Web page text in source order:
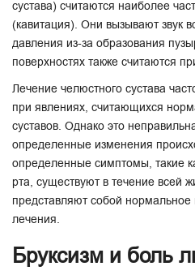
сустава) считаются наиболее
(кавитация). Они вызывают звук
давления из-за образования
поверхностях также считаются
Лечение челюстного сустава
при явлениях, считающихся
суставов. Однако это
определенные изменения
определенные симптомы, такие
рта, существуют в течение всей
представляют собой
лечения.
Бруксизм и боль